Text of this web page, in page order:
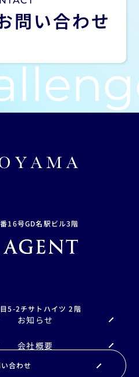
問い合わせ
16号GD名駅ビル3階
5-2チサトハイツ 2階
お知らせ
会社概要
合わせ